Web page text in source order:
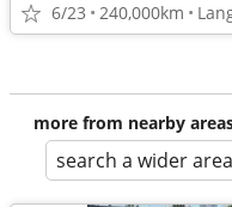
6/23 240,000km
more from nearby
search a wider area